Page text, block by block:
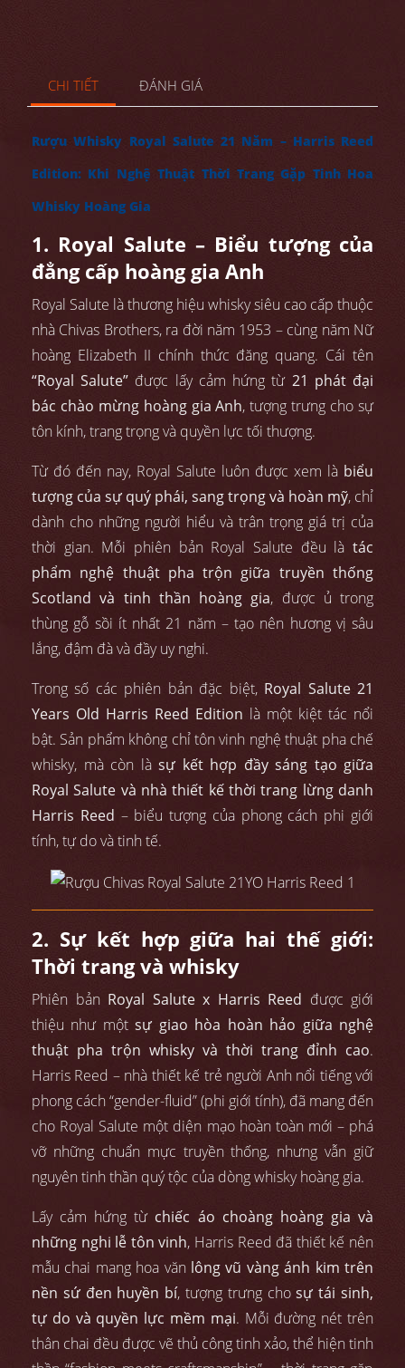
CHI TIẾT ĐÁNH GIÁ
Rượu Whisky Royal Salute 21 Năm – Harris Reed
Edition: Khi Nghệ Thuật Thời Trang Gặp Tinh Hoa
Whisky Hoàng Gia
1. Royal Salute – Biểu tượng của
đẳng cấp hoàng gia Anh
Royal Salute là thương hiệu whisky siêu cao cấp thuộc
nhà Chivas Brothers, ra đời năm 1953 – cùng năm Nữ
hoàng Elizabeth II chính thức đăng quang. Cái tên
“Royal Salute” được lấy cảm hứng từ 21 phát đại
bác chào mừng hoàng gia Anh, tượng trưng cho sự
tôn kính, trang trọng và quyền lực tối thượng.
Từ đó đến nay, Royal Salute luôn được xem là biểu
tượng của sự quý phái, sang trọng và hoàn mỹ, chỉ
dành cho những người hiểu và trân trọng giá trị của
thời gian. Mỗi phiên bản Royal Salute đều là tác
phẩm nghệ thuật pha trộn giữa truyền thống
Scotland và tinh thần hoàng gia, được ủ trong
thùng gỗ sồi ít nhất 21 năm – tạo nên hương vị sâu
lắng, đậm đà và đầy uy nghi.
Trong số các phiên bản đặc biệt, Royal Salute 21
Years Old Harris Reed Edition là một kiệt tác nổi
bật. Sản phẩm không chỉ tôn vinh nghệ thuật pha chế
whisky, mà còn là sự kết hợp đầy sáng tạo giữa
Royal Salute và nhà thiết kế thời trang lừng danh
Harris Reed – biểu tượng của phong cách phi giới
tính, tự do và tinh tế.
2. Sự kết hợp giữa hai thế giới:
Thời trang và whisky
Phiên bản Royal Salute x Harris Reed được giới
thiệu như mộtsự giao hòa hoàn hảo giữa nghệ
thuật pha trộn whisky và thời trang đỉnh cao.
Harris Reed – nhà thiết kế trẻ người Anh nổi tiếng với
phong cách “gender-fluid” (phi giới tính), đã mang đến
cho Royal Salute một diện mạo hoàn toàn mới – phá
vỡ những chuẩn mực truyền thống, nhưng vẫn giữ
nguyên tinh thần quý tộc của dòng whisky hoàng gia.
Lấy cảm hứng từ chiếc áo choàng hoàng gia và
những nghi lễ tôn vinh, Harris Reed đã thiết kế nên
mẫu chai mang hoa văn lông vũ vàng ánh kim trên
nền sứ đen huyền bí, tượng trưng chosự tái sinh,
tự do và quyền lực mềm mại. Mỗi đường nét trên
thân chai đều được vẽ thủ công tinh xảo, thể hiện tinh